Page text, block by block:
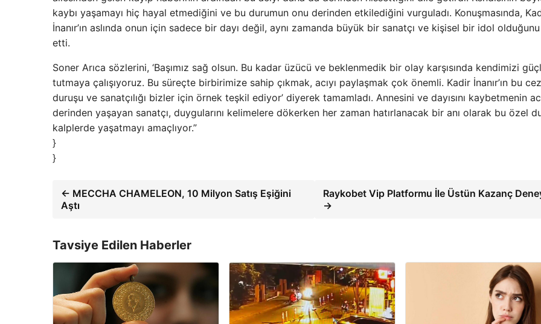
kaybı yaşamayı hiç hayal etmediğini ve bu durumun onu derinden etkilediğini vurguladı. Konuşmasında,
İnanır’ın aslında onun için sadece bir dayı değil, aynı zamanda büyük bir sanatçı ve kişisel bir idol
etti.
Soner Arıca sözlerini, ‘Başımız sağ olsun. Bu kadar üzücü ve beklenmedik bir olay karşısında kendimizi
tutmaya çalışıyoruz. Bu süreçte birbirimize sahip çıkmak, acıyı paylaşmak çok önemli. Kadir İnanır’ın bu
duruşu ve sanatçılığı bizler için örnek teşkil ediyor’ diyerek tamamladı. Annesini ve dayısını kaybetmenin
derinden yaşayan sanatçı, duygularını kelimelere dökerken her zaman hatırlanacak bir anı olarak bu özel
kalplerde yaşatmayı amaçlıyor.”
}
}
← MECCHA CHAMELEON, 10 Milyon Satış Eşiğini
Aştı
Raykobet Vip Platformu İle Üstün Kazanç
→
Tavsiye Edilen Haberler